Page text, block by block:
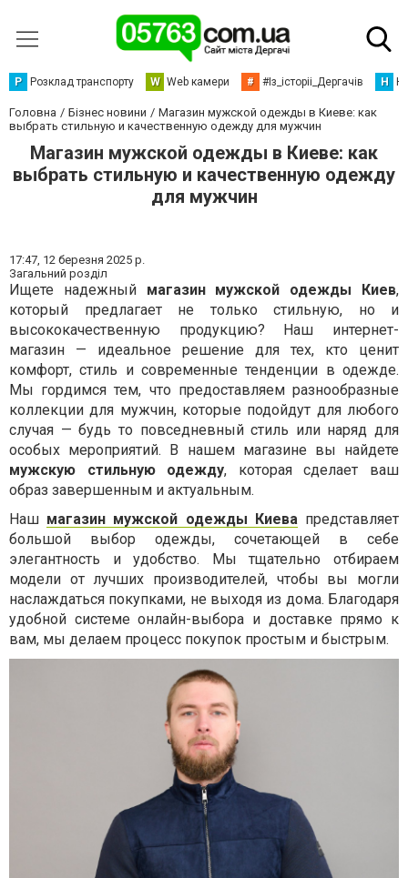
Р Розклад транспорту W Web камери # #Із_історіі_Дергачів Н
Головна Бізнес новини
Магазин мужской одежды в Киеве: как
выбрать стильную и качественную одежду для мужчин
Магазин мужской одежды в Киеве: как
выбрать стильную и качественную одежду
для мужчин
17:47, 12 березня 2025 р.
Загальний розділ
Ищете надежный магазин мужской одежды Киев,
который предлагает не только стильную, но и
высококачественную продукцию? Наш интернет-
магазин — идеальное решение для тех, кто ценит
комфорт, стиль и современные тенденции в одежде.
Мы гордимся тем, что предоставляем разнообразные
коллекции для мужчин, которые подойдут для любого
случая — будь то повседневный стиль или наряд для
особых мероприятий. В нашем магазине вы найдете
мужскую стильную одежду, которая сделает ваш
образ завершенным и актуальным.
Наш магазин мужской одежды Киевапредставляет
большой выбор одежды, сочетающей в себе
элегантность и удобство. Мы тщательно отбираем
модели от лучших производителей, чтобы вы могли
наслаждаться покупками, не выходя из дома. Благодаря
удобной системе онлайн-выбора и доставке прямо к
вам, мы делаем процесс покупок простым и быстрым.